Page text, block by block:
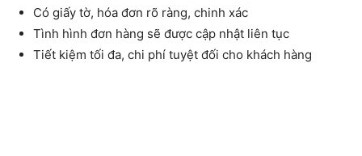
Có giấy tờ, hóa đơn rõ ràng, chinh xác
Tình hình đơn hàng sẽ được cập nhật liên tục
Tiết kiệm tối đa, chi phí tuyệt đối cho khách hàng